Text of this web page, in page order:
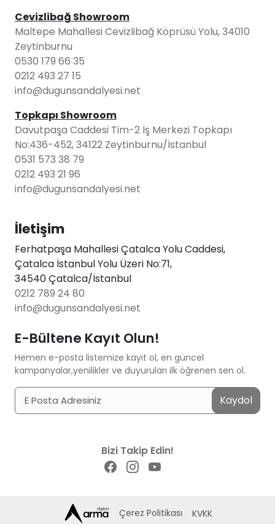
Cevizlibağ Showroom
Maltepe Mahallesi Cevizlibağ Köprüsü Yolu, 34010
Zeytinburnu
0530 179 66 35
0212 493 27 15
info@dugunsandalyesi.net
Topkapı Showroom
Davutpaşa Caddesi Tim-2 İş Merkezi Topkapı
No:436-452, 34122 Zeytinburnu/İstanbul
0531 573 38 79
0212 493 21 96
info@dugunsandalyesi.net
İletişim
Ferhatpaşa Mahallesi Çatalca Yolu Caddesi,
Çatalca İstanbul Yolu Üzeri No:71,
34540 Çatalca/İstanbul
0212 789 24 80
info@dugunsandalyesi.net
E-Bültene Kayıt Olun!
Hemen e-posta listemize kayıt ol, en güncel
kampanyalar,yenilikler ve duyuruları ilk öğrenen sen ol.
Kaydol
Bizi Takip Edin!
Çerez Politikası KVKK